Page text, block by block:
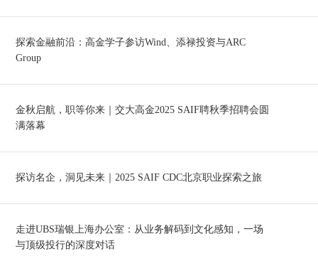
探索金融前沿：高金学子参访Wind、添禄投资与ARC
Group
金秋启航，职等你来｜交大高金2025 SAIF聘秋季招聘会圆
满落幕
探访名企，洞见未来｜2025 SAIF CDC北京职业探索之旅
走进UBS瑞银上海办公室：从业务解码到文化感知，一场
与顶级投行的深度对话